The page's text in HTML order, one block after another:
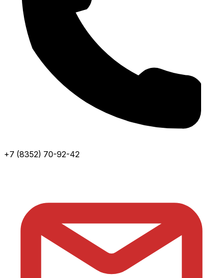
+7 (8352) 70-92-42